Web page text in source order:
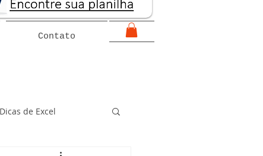
Contato
Dicas de Excel